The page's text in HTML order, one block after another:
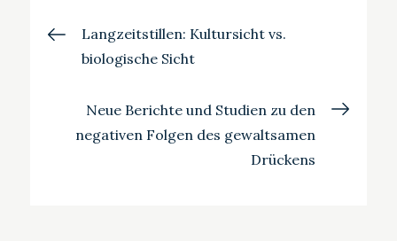
Beitragsnavigation
Langzeitstillen: Kultursicht vs.
biologische Sicht
Neue Berichte und Studien zu den
negativen Folgen des gewaltsamen
Drückens